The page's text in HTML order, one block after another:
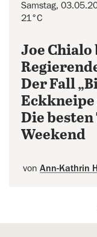
Samstag,
21°C
Joe
Der Fall
Die
Weekend
von Ann-Kathrin